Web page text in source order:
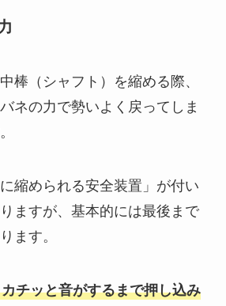
棒（シャフト）を縮める際、
ネの力で勢いよく戻ってしま
縮められる安全装置」が付い
ますが、基本的には最後まで
ます。
カチッと音がするまで押し込み